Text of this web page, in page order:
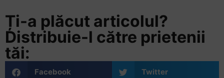
Ți-a plăcut articolul?
Distribuie-l către prietenii
tăi:
Facebook Twitter